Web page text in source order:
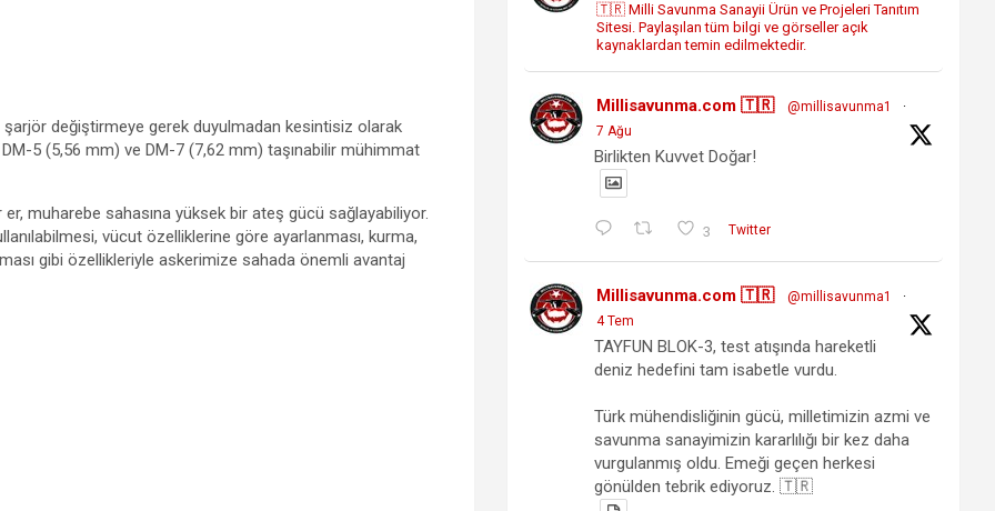
değiştirmeye gerek duyulmadan kesintisiz olarak
5 (5,56 mm) ve DM-7 (7,62 mm) taşınabilir mühimmat
muharebe sahasına yüksek bir ateş gücü sağlayabiliyor.
vücut özelliklerine göre ayarlanması, kurma,
gibi özellikleriyle askerimize sahada önemli avantaj
🇹🇷 Milli Savunma Sanayii Ürün ve Projeleri Tanıtım
Sitesi. Paylaşılan tüm bilgi ve görseller açık
kaynaklardan temin edilmektedir.
Millisavunma.com 🇹🇷 @millisavunma1
·
7 Ağu
Birlikten Kuvvet Doğar!
3 Twitter
Millisavunma.com 🇹🇷 @millisavunma1
·
4 Tem
TAYFUN BLOK-3, test atışında hareketli
deniz hedefini tam isabetle vurdu.
Türk mühendisliğinin gücü, milletimizin azmi ve
savunma sanayimizin kararlılığı bir kez daha
vurgulanmış oldu. Emeği geçen herkesi
gönülden tebrik ediyoruz. 🇹🇷